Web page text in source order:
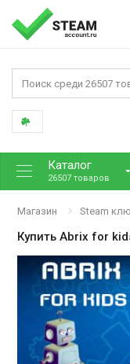
Каталог
26507 товаров
Магазин Steam
КупитьAbrix for